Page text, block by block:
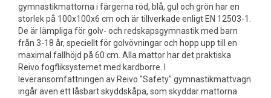
gymnastikmattorna i färgerna röd, blå, gul och grön har en
storlek på 100x100x6 cm och är tillverkade enligt EN 12503-1.
De är lämpliga för golv- och redskapsgymnastik med barn
från 3-18 år, speciellt för golvövningar och hopp upp till en
maximal fallhöjd på 60 cm. Alla mattor har det praktiska
Reivo fogfliksystemet med kardborre. I
leveransomfattningen av Reivo "Safety" gymnastikmattvagn
ingår även ett låsbart skyddskåpa, som skyddar mattorna